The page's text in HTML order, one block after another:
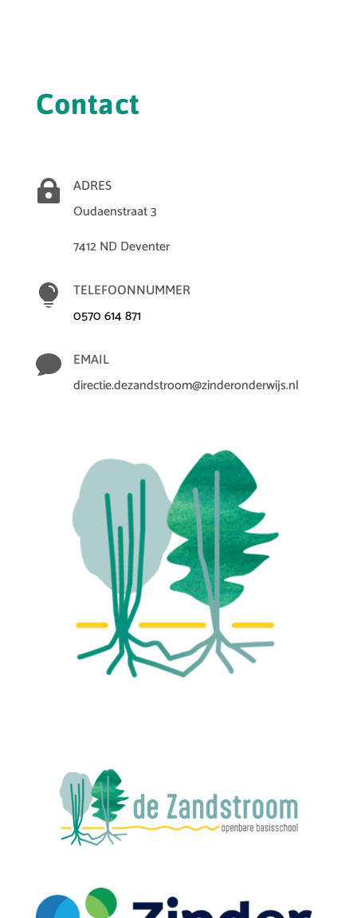
Contact
 ADRES
Oudaenstraat 3
7412 ND Deventer
 TELEFOONNUMMER
0570 614 871
 EMAIL
directie.dezandstroom@zinderonderwijs.nl